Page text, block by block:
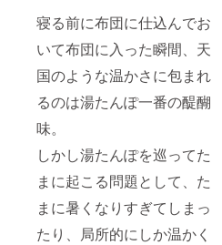
寝る前に布団に仕込んでお
いて布団に入った瞬間、天
国のような温かさに包まれ
るのは湯たんぽ一番の醍醐
味。
しかし湯たんぽを巡ってた
まに起こる問題として、た
まに暑くなりすぎてしまっ
たり、局所的にしか温かく